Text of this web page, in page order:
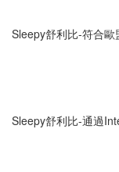
Sleepy舒利比-符合
Sleepy舒利比-通過